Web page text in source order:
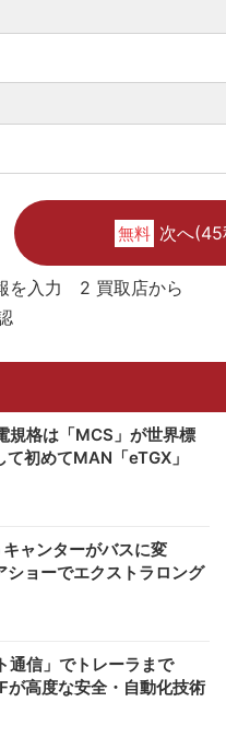
無料 次へ
規格は「MCS」が世界標
初めてMAN「eTGX」
ャンターがバスに変
ョーでエクストラロング
通信」でトレーラまで
高度な安全・自動化技術